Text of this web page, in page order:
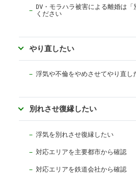
DV・モラハラ被害による離婚は
ください
やり直したい
浮気や不倫をやめさせてやり直し
別れさせ復縁したい
浮気を別れさせ復縁したい
対応エリアを主要都市から確認
対応エリアを鉄道会社から確認